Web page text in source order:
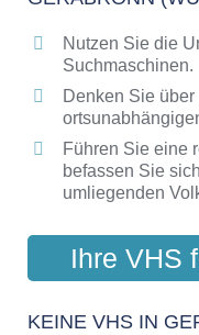
Nutzen Sie die
Suchmaschinen.
Denken Sie
Führen Sie eine
befassen Sie
umliegenden
Ihre VHS
KEINE VHS IN